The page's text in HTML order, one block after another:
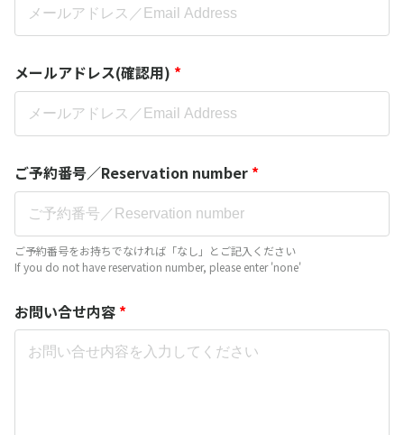
メールアドレス(確認用) *
ご予約番号／Reservation number *
ご予約番号をお持ちでなければ「なし」とご記入ください
If you do not have reservation number, please enter 'none'
お問い合せ内容 *